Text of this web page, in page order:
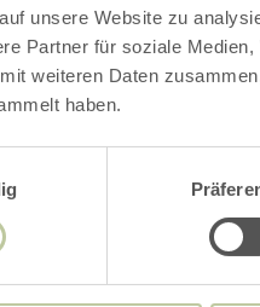
unsere Website zu
Partner für soziale
weiteren Daten
haben.